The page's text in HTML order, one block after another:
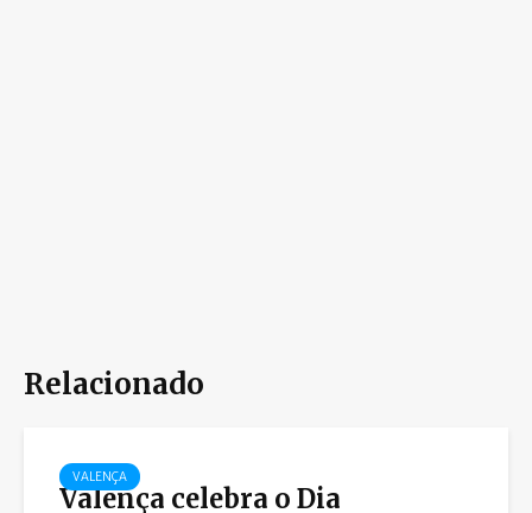
Relacionado
VALENÇA
Valença celebra o Dia